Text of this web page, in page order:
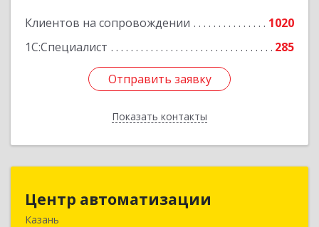
Клиентов на сопровождении
1020
1С:Специалист
285
Отправить заявку
Показать контакты
Отправить заявку
Назад
Центр автоматизации
Казань
420133, Татарстан Респ, Казань г, Ямашева пр-